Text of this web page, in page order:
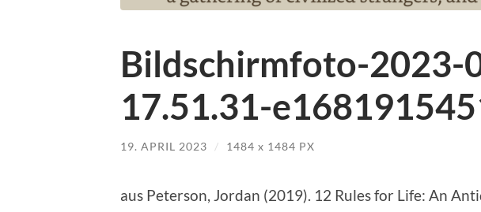
Bildschirmfoto-2023-
17.51.31-
19. APRIL 2023 / 1484 x 1484 PX
aus Peter­son, Jor­dan (2019). 12 Rules for Life: An